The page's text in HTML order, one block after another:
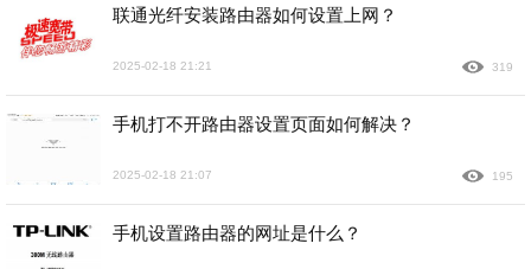
联通光纤安装路由器如何设置上网？
2025-02-18 21:21 319
手机打不开路由器设置页面如何解决？
2025-02-18 21:07 195
手机设置路由器的网址是什么？